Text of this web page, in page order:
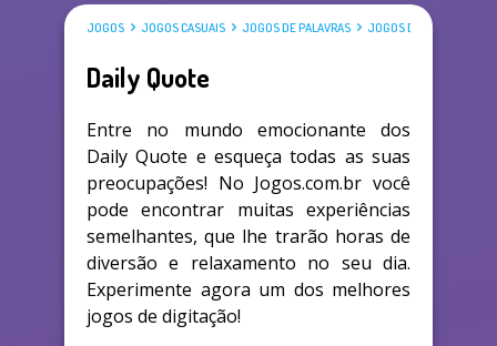
JOGOS JOGOS CASUAIS JOGOS DE PALAVRAS JOGOS DE DIGITAÇÃO
Daily Quote
Entre no mundo emocionante dos
Daily Quote e esqueça todas as suas
preocupações! No Jogos.com.br você
pode encontrar muitas experiências
semelhantes, que lhe trarão horas de
diversão e relaxamento no seu dia.
Experimente agora um dos melhores
jogos de digitação!